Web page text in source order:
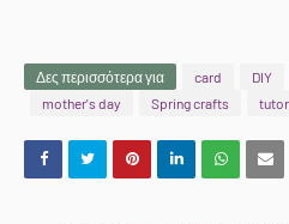
Δες περισσότερα για card DIY
mother's day
Spring crafts